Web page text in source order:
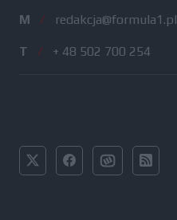
M / redakcja@formula1.pl
T / + 48 502 700 254